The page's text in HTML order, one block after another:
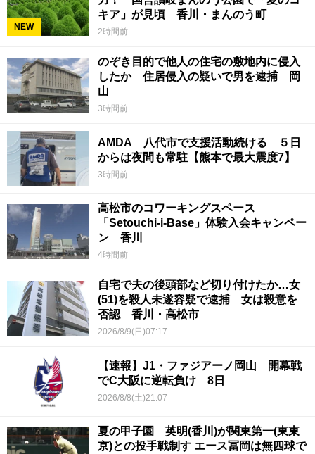
NEW
キア」が見頃 香川・まんのう町
2時間前
のぞき目的で他人の住宅の敷地内に侵入
したか 住居侵入の疑いで男を逮捕 岡
山
3時間前
AMDA 八代市で支援活動続ける ５日
からは夜間も常駐【熊本で最大震度7】
3時間前
高松市のコワーキングスペース
「Setouchi-i-Base」体験入会キャンペー
ン 香川
4時間前
自宅で夫の後頭部など切り付けたか…女
(51)を殺人未遂容疑で逮捕 女は殺意を
否認 香川・高松市
2026/8/9(日)07:17
【速報】J1・ファジアーノ岡山 開幕戦
でC大阪に逆転負け 8日
2026/8/8(土)21:07
夏の甲子園 英明(香川)が関東第一(東東
京)との投手戦制す エース冨岡は無四球で